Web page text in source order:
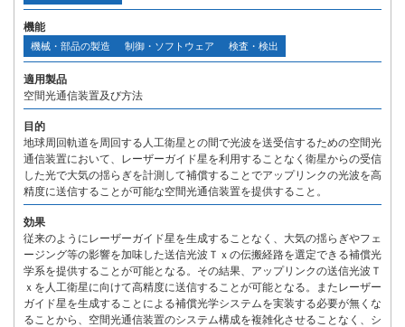
機能
機械・部品の製造 制御・ソフトウェア 検査・検出
適用製品
空間光通信装置及び方法
目的
地球周回軌道を周回する人工衛星との間で光波を送受信するための空間光
通信装置において、レーザーガイド星を利用することなく衛星からの受信
した光で大気の揺らぎを計測して補償することでアップリンクの光波を高
精度に送信することが可能な空間光通信装置を提供すること。
効果
従来のようにレーザーガイド星を生成することなく、大気の揺らぎやフェ
ージング等の影響を加味した送信光波Ｔｘの伝搬経路を選定できる補償光
学系を提供することが可能となる。その結果、アップリンクの送信光波Ｔ
ｘを人工衛星に向けて高精度に送信することが可能となる。またレーザー
ガイド星を生成することによる補償光学システムを実装する必要が無くな
ることから、空間光通信装置のシステム構成を複雑化させることなく、シ